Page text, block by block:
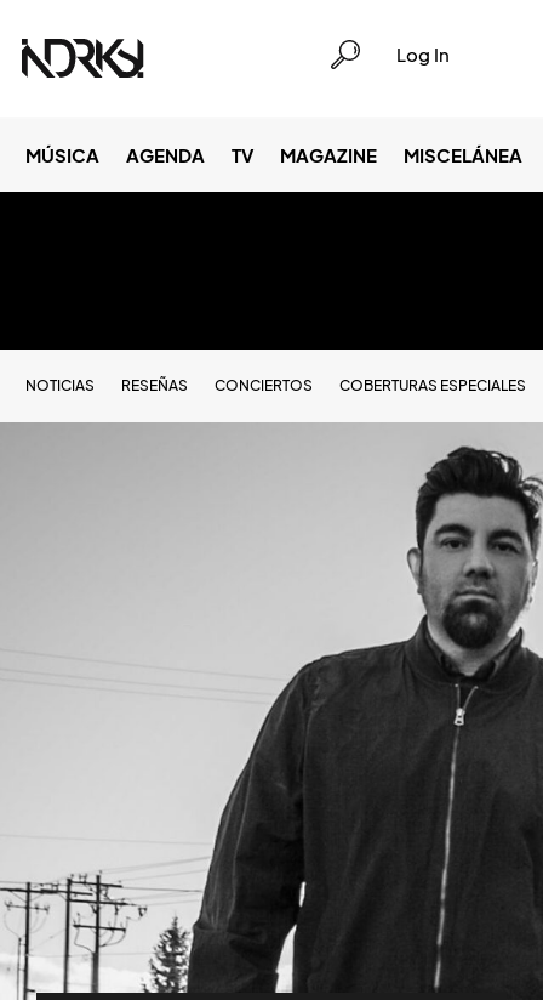
Log In
MÚSICA AGENDA TV MAGAZINE MISCELÁNEA
NOTICIAS RESEÑAS CONCIERTOS COBERTURAS ESPECIALES